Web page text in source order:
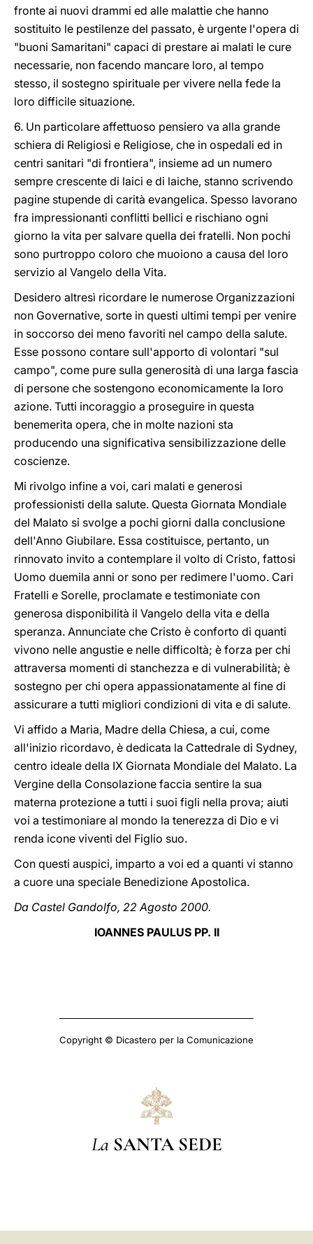
fronte ai nuovi drammi ed alle malattie che hanno
sostituito le pestilenze del passato, è urgente l'opera di
"buoni Samaritani" capaci di prestare ai malati le cure
necessarie, non facendo mancare loro, al tempo
stesso, il sostegno spirituale per vivere nella fede la
loro difficile situazione.
6. Un particolare affettuoso pensiero va alla grande
schiera di Religiosi e Religiose, che in ospedali ed in
centri sanitari "di frontiera", insieme ad un numero
sempre crescente di laici e di laiche, stanno scrivendo
pagine stupende di carità evangelica. Spesso lavorano
fra impressionanti conflitti bellici e rischiano ogni
giorno la vita per salvare quella dei fratelli. Non pochi
sono purtroppo coloro che muoiono a causa del loro
servizio al Vangelo della Vita.
Desidero altresì ricordare le numerose Organizzazioni
non Governative, sorte in questi ultimi tempi per venire
in soccorso dei meno favoriti nel campo della salute.
Esse possono contare sull'apporto di volontari "sul
campo", come pure sulla generosità di una larga fascia
di persone che sostengono economicamente la loro
azione. Tutti incoraggio a proseguire in questa
benemerita opera, che in molte nazioni sta
producendo una significativa sensibilizzazione delle
coscienze.
Mi rivolgo infine a voi, cari malati e generosi
professionisti della salute. Questa Giornata Mondiale
del Malato si svolge a pochi giorni dalla conclusione
dell'Anno Giubilare. Essa costituisce, pertanto, un
rinnovato invito a contemplare il volto di Cristo, fattosi
Uomo duemila anni or sono per redimere l'uomo. Cari
Fratelli e Sorelle, proclamate e testimoniate con
generosa disponibilità il Vangelo della vita e della
speranza. Annunciate che Cristo è conforto di quanti
vivono nelle angustie e nelle difficoltà; è forza per chi
attraversa momenti di stanchezza e di vulnerabilità; è
sostegno per chi opera appassionatamente al fine di
assicurare a tutti migliori condizioni di vita e di salute.
Vi affido a Maria, Madre della Chiesa, a cui, come
all'inizio ricordavo, è dedicata la Cattedrale di Sydney,
centro ideale della IX Giornata Mondiale del Malato. La
Vergine della Consolazione faccia sentire la sua
materna protezione a tutti i suoi figli nella prova; aiuti
voi a testimoniare al mondo la tenerezza di Dio e vi
renda icone viventi del Figlio suo.
Con questi auspici, imparto a voi ed a quanti vi stanno
a cuore una speciale Benedizione Apostolica.
Da Castel Gandolfo, 22 Agosto 2000.
IOANNES PAULUS PP. II
Copyright © Dicastero per la Comunicazione
La SANTA SEDE